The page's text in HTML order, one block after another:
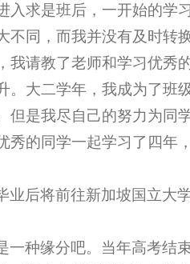
入求是班后，一开始的学
不同，而我并没有及时转
我请教了老师和学习优秀
。大二学年，我成为了班
但是我尽自己的努力为同
秀的同学一起学习了四年
业后将前往新加坡国立大
一种缘分吧。当年高考结